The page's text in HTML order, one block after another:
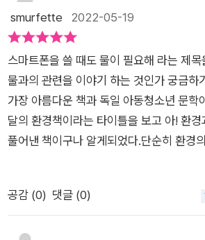
좋겠습니다. 비누칠할 때 수도꼭지 잠그기,
들도 많으니까요.
smurfette 2022-05-19
스마트폰을 쓸 때도 물이 필요해 라는 제
물과의 관련을 이야기 하는 것인가 궁금하
가장 아름다운 책과 독일 아동청소년 문학
달의 환경책이라는 타이틀을 보고 아! 환
풀어낸 책이구나 알게되었다.단순히 환경
웠다. 대부분 지구가 생겨나는 과정을 말
세히 설명해 주지 않는데 그 부분에서 부터
공감 (0) 댓글 (0)